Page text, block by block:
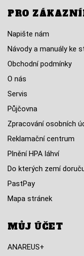
PRO
Napište nám
Návody a manuály ke
Obchodní podmínky
O nás
Servis
Půjčovna
Zpracování osobních
Reklamační centrum
Plnění HPA láhví
Do kterých zemí
PastPay
Mapa stránek
MŮJ ÚČET
ANAREUS+